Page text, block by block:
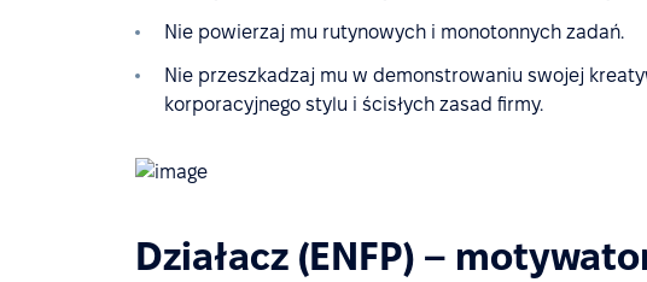
Nie powierzaj mu rutynowych i monotonnych zadań.
Nie przeszkadzaj mu w demonstrowaniu swojej
korporacyjnego stylu i ścisłych zasad firmy.
Działacz (ENFP) –